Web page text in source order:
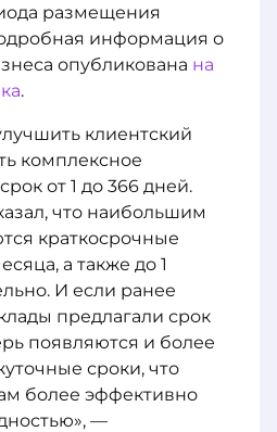
размещения
информация о
опубликована на
.
клиентский
комплексное
от 1 до 366 дней.
что наибольшим
краткосрочные
а также до 1
И если ранее
предлагали срок
появляются и более
сроки, что
более эффективно
—